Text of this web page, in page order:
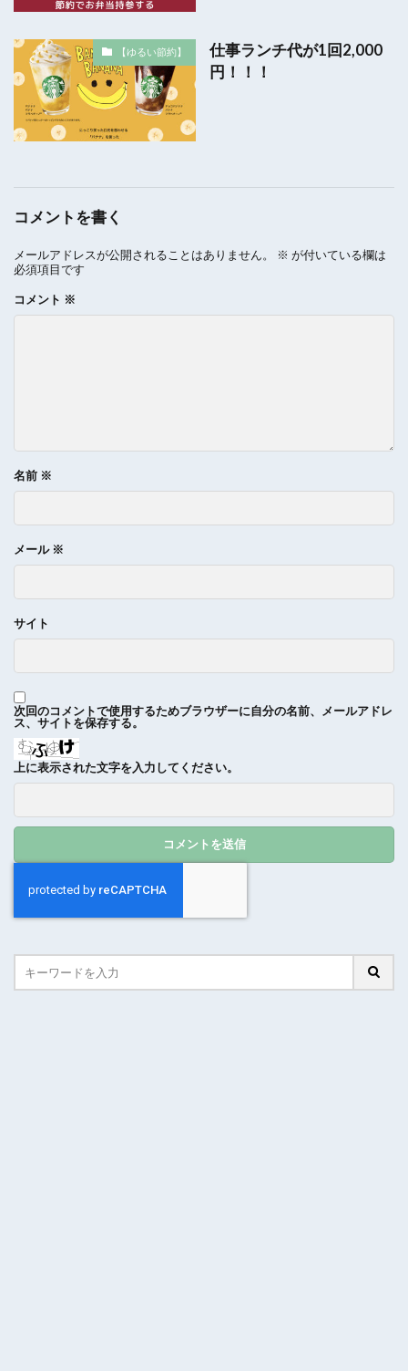
【ゆるい節約】
仕事ランチ代が1回2,000
円！！！
コメントを書く
メールアドレスが公開されることはありません。 ※ が付いている欄は
必須項目です
コメント ※
名前 ※
メール ※
サイト
次回のコメントで使用するためブラウザーに自分の名前、メールアドレ
ス、サイトを保存する。
上に表示された文字を入力してください。